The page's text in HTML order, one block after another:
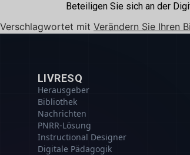
Beteiligen Sie sich an der
Verschlagwortet mit Verändern Sie Ihren
LIVRESQ
Herausgeber
Bibliothek
Nachrichten
PNRR-Lösung
Instructional Designer
Digitale Pädagogik